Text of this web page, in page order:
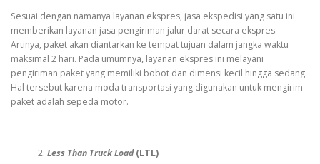
Sesuai dengan namanya layanan ekspres, jasa ekspedisi yang satu ini
memberikan layanan jasa pengiriman jalur darat secara ekspres.
Artinya, paket akan diantarkan ke tempat tujuan dalam jangka waktu
maksimal 2 hari. Pada umumnya, layanan ekspres ini melayani
pengiriman paket yang memiliki bobot dan dimensi kecil hingga sedang.
Hal tersebut karena moda transportasi yang digunakan untuk mengirim
paket adalah sepeda motor.
Less Than Truck Load(LTL)